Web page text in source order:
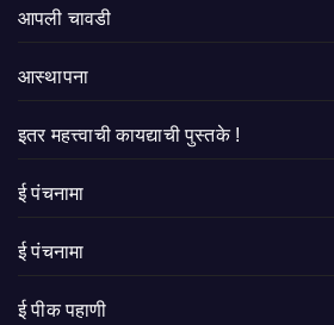
आपली चावडी
आस्थापना
इतर महत्त्वाची कायद्याची पुस्तके !
ई पंचनामा
ई पंचनामा
ई पीक पहाणी